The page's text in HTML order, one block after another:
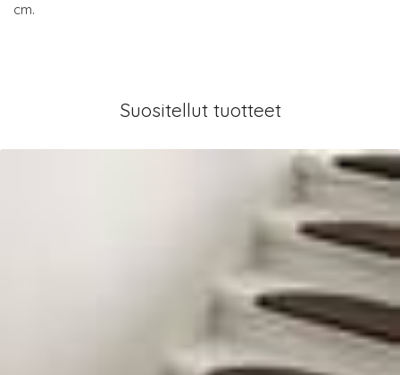
cm.
Suositellut tuotteet